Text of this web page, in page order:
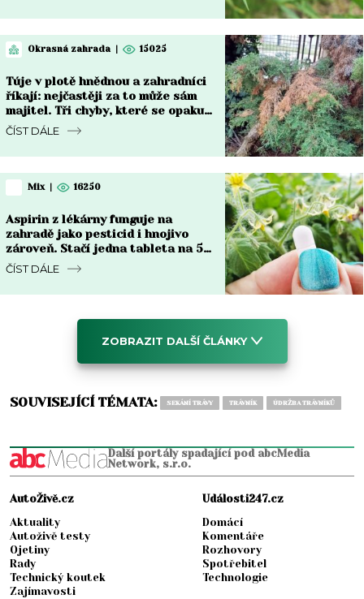
Okrasná zahrada 15025
Túje v plotě hnědnou a zahradníci
říkají: nejčastěji za to může sám
majitel. Tři chyby, které se opakují
každý rok
ČÍST DÁLE
Mix 16250
Aspirin z lékárny funguje na
zahradě jako pesticid i hnojivo
zároveň. Stačí jedna tableta na 5
litrů vody každé dva týdny
ČÍST DÁLE
ZOBRAZIT DALŠÍ ČLÁNKY
SOUVISEJÍCÍ TÉMATA: SEKÁNÍ TRÁVY TRÁVNÍK ÚDRŽBA TRÁVNÍKŮ
Další portály spadající pod abcMedia
Network, s.r.o.
AutoŽivě.cz
Aktuality
Autoživě testy
Ojetiny
Rady
Technický koutek
Zajímavosti
Události247.cz
Domácí
Komentáře
Rozhovory
Spotřebitel
Technologie